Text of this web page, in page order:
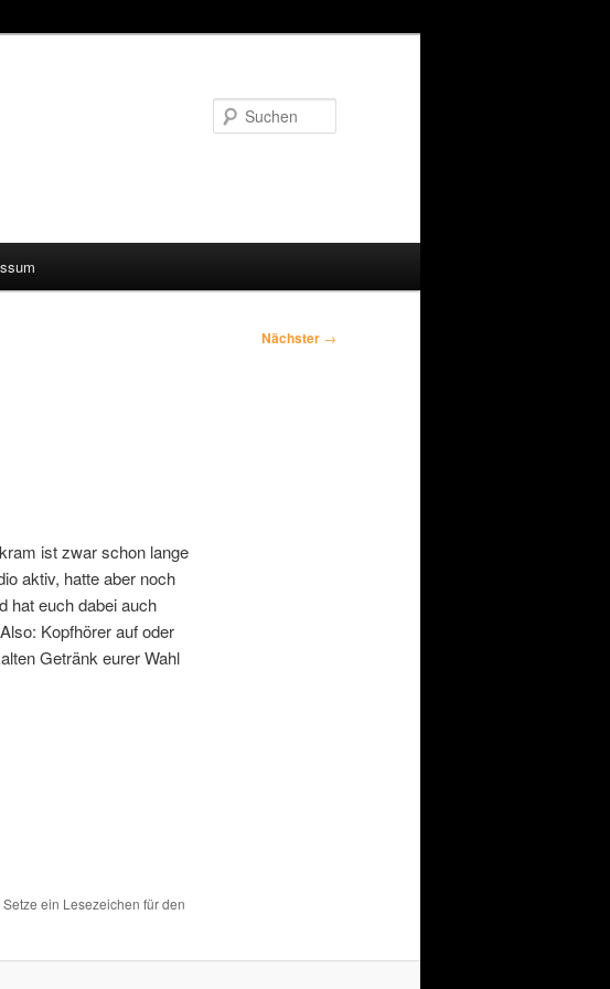
Nächster →
ist zwar schon lange
aktiv, hatte aber noch
hat euch dabei auch
Kopfhörer auf oder
Getränk eurer Wahl
ein Lesezeichen für den